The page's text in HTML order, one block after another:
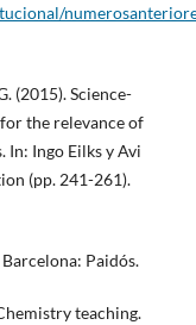
(2015). Science-
the relevance of
Ingo Eilks y Avi
(pp. 241-261).
Paidós.
teaching.